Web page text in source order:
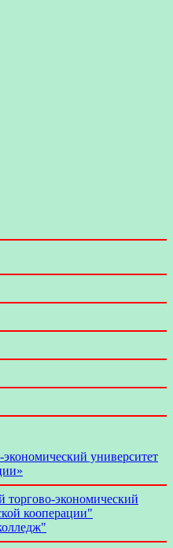
университет
экономический
кооперации"